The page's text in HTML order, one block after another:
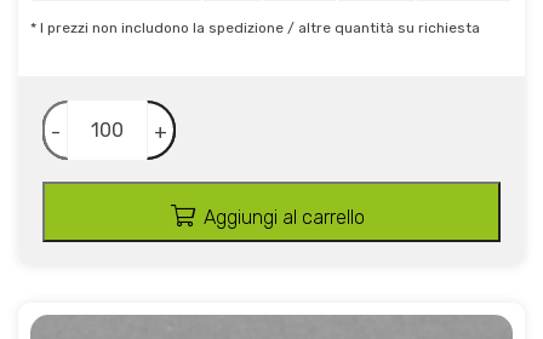
* I prezzi non includono la spedizione / altre quantità su richiesta
- +
Aggiungi al carrello